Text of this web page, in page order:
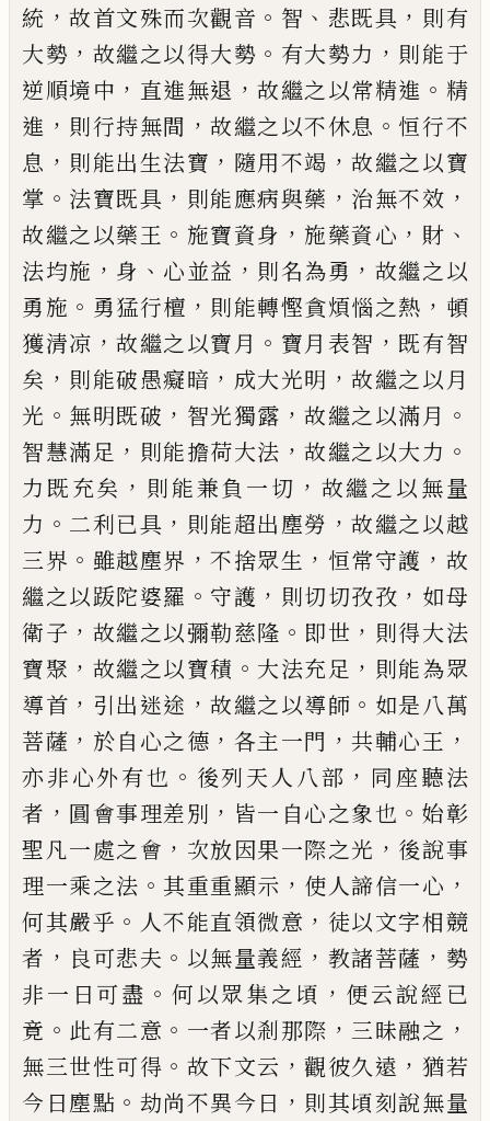
統 ，故首文殊而次觀音 。 智 、 悲既具 ， 則有
大勢 ， 故繼之以得大勢 。 有大勢力 ， 則能于
逆順境中 ， 直進無退 ，故繼之以常精進 。 精
進 ， 則行持無間 ，故繼之以不休息 。 恒行不
息 ， 則能出生法寶 ， 隨用不竭 ，故繼之以寶
掌 。 法寶既具 ， 則能應病與藥 ， 治無不效 ，
故繼之以藥王 。 施寶資身 ， 施藥資心 ， 財 、
法均施 ， 身 、 心並益 ， 則名為勇 ， 故繼之以
勇施 。 勇猛行檀 ， 則能轉慳貪煩惱之熱 ， 頓
獲清凉 ，故繼之以寶月 。 寶月表智 ， 既有智
矣 ， 則能破愚癡暗 ， 成大光明 ，故繼之以月
光 。 無明既破 ， 智光獨露 ，故繼之以滿月 。
智慧滿足 ， 則能擔荷大法 ，故繼之以大力 。
力既充矣 ， 則能兼負一切 ， 故繼之以無量
力 。 二利已具 ， 則能超出塵勞 ，故繼之以越
三界 。 雖越塵界 ，不捨眾生 ， 恒常守護 ， 故
繼之以䟦陀婆羅 。 守護 ， 則切切孜孜 ， 如母
衛子 ， 故繼之以彌勒慈隆 。 即世 ， 則得大法
寶聚 ， 故繼之以寶積 。 大法充足 ， 則能為眾
導首 ， 引出迷途 ，故繼之以導師 。 如是八萬
菩薩 ， 於自心之德 ， 各主一門 ，共輔心王 ，
亦非心外有也 。 後列天人八部 ， 同座聽法
者 ， 圓會事理差別 ， 皆一自心之象也 。 始彰
聖凡一處之會 ， 次放因果一際之光 ， 後說事
理一乘之法 。其重重顯示 ， 使人諦信一心 ，
何其嚴乎 。 人不能直領微意 ， 徒以文字相競
者 ， 良可悲夫 。 以無量義經 ， 教諸菩薩 ， 勢
非一日可盡 。 何以眾集之頃 ， 便云說經 已
竟 。 此有二意 。 一者以剎那際 ， 三昧融之 ，
無三世性可得 。 故下文云 ，觀彼久遠 ，猶若
今日塵點 。 劫尚不異今 日 ， 則其頃刻說無量